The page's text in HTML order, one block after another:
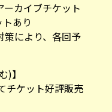
カイブチケット
あり
により、各回予
)】
チケット好評販売